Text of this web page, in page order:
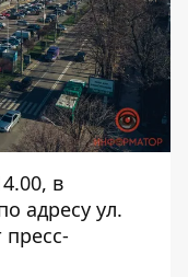
в
адресу ул.
пресс-